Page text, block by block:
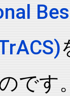
EP MM
EP MM
EP MM
です